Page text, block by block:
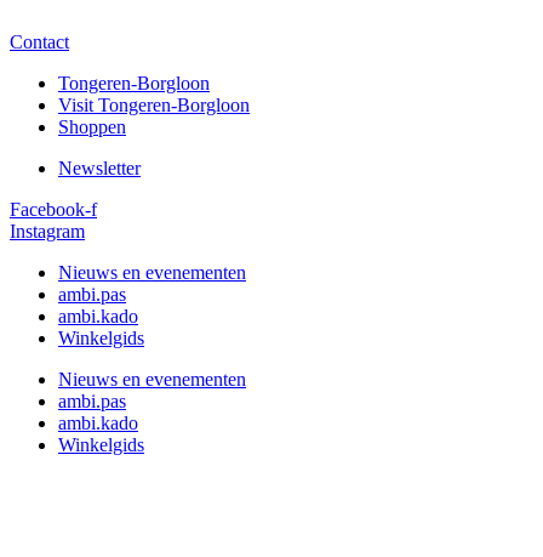
naar
inhoud
Contact
Tongeren-Borgloon
Visit Tongeren-Borgloon
Shoppen
Newsletter
Facebook-f
Instagram
Nieuws en evenementen
ambi.pas
ambi.kado
Winkelgids
Nieuws en evenementen
ambi.pas
ambi.kado
Winkelgids